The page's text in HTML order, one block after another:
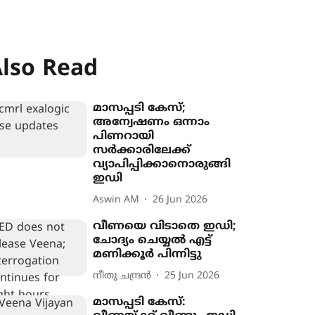
Read
മാസപ്പടി കേസ്;
അന്വേഷണം ഒന്നാം
പിണറായി
സർക്കാരിലേക്ക്
വ‍്യാപിപ്പിക്കാനൊരുങ്ങി
ഇഡി
Aswin AM 26 Jun 2026
വീണയെ വിടാതെ ഇഡി;
ചോദ്യം ചെയ്യൽ എട്ട്
മണിക്കൂർ പിന്നിട്ടു
നീതു ചന്ദ്രൻ 25 Jun 2026
മാസപ്പടി കേസ്: